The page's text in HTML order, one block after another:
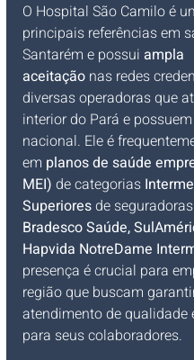
O Hospital São Camilo é
principais referências em
Santarém e possui ampla
aceitação nas redes
diversas operadoras que
interior do Pará e
nacional. Ele é
em planos de saúde
MEI) de categorias
Superiores de
Bradesco Saúde,
Hapvida NotreDame
presença é crucial para
região que buscam
atendimento de qualidade
para seus colaboradores.